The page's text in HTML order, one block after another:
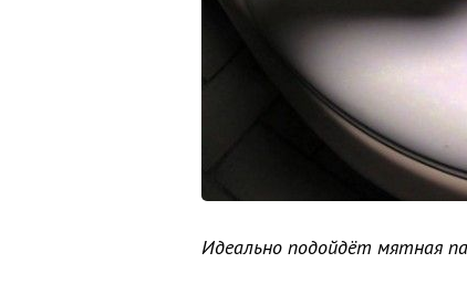
Идеально подойдёт мятная